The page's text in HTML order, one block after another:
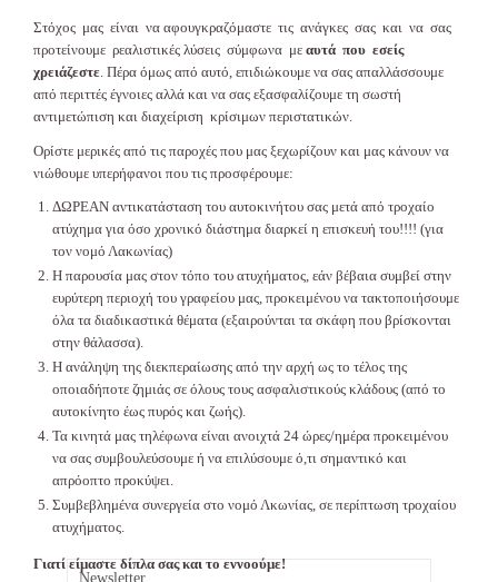
Στόχος μας είναι να αφουγκραζόμαστε τις ανάγκες σας και να σας
προτείνουμε ρεαλιστικές λύσεις σύμφωνα με αυτά που εσείς
χρειάζεστε. Πέρα όμως από αυτό, επιδιώκουμε να σας απαλλάσσουμε
από περιττές έγνοιες αλλά και να σας εξασφαλίζουμε τη σωστή
αντιμετώπιση και διαχείριση κρίσιμων περιστατικών.
Ορίστε μερικές από τις παροχές που μας ξεχωρίζουν και μας κάνουν να
νιώθουμε υπερήφανοι που τις προσφέρουμε:
ΔΩΡΕΑΝ αντικατάσταση του αυτοκινήτου σας μετά από τροχαίο
ατύχημα για όσο χρονικό διάστημα διαρκεί η επισκευή του!!!! (για
τον νομό Λακωνίας)
Η παρουσία μας στον τόπο του ατυχήματος, εάν βέβαια συμβεί στην
ευρύτερη περιοχή του γραφείου μας, προκειμένου να τακτοποιήσουμε
όλα τα διαδικαστικά θέματα (εξαιρούνται τα σκάφη που βρίσκονται
στην θάλασσα).
Η ανάληψη της διεκπεραίωσης από την αρχή ως το τέλος της
οποιαδήποτε ζημιάς σε όλους τους ασφαλιστικούς κλάδους (από το
αυτοκίνητο έως πυρός και ζωής).
Τα κινητά μας τηλέφωνα είναι ανοιχτά 24 ώρες/ημέρα προκειμένου
να σας συμβουλεύσουμε ή να επιλύσουμε ό,τι σημαντικό και
απρόοπτο προκύψει.
Συμβεβλημένα συνεργεία στο νομό Λκωνίας, σε περίπτωση τροχαίου
ατυχήματος.
Γιατί είμαστε δίπλα σας και το εννοούμε!
Newsletter